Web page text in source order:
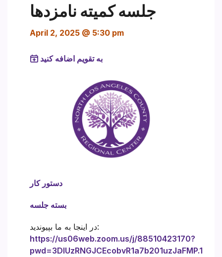
جلسه کمیته نامزدها
April 2, 2025 @ 5:30 pm
به تقویم اضافه کنید
دستور کار
بسته جلسه
در اینجا به ما بپیوندید:
https://us06web.zoom.us/j/88510423170?
pwd=3DlUzRNGJCEcobvR1a7b201uzJaFMP.1